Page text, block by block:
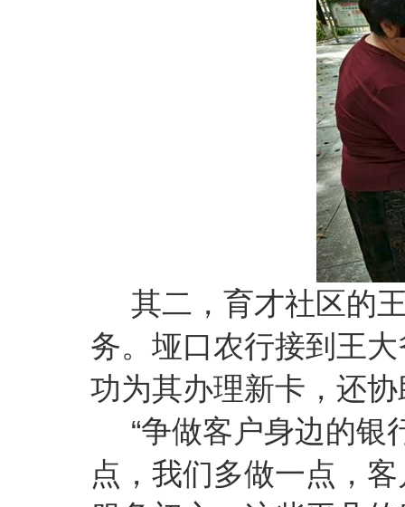
其二，育才社区的
务。垭口农行接到王
功为其办理新卡，还
“争做客户身边的银
点，我们多做一点，